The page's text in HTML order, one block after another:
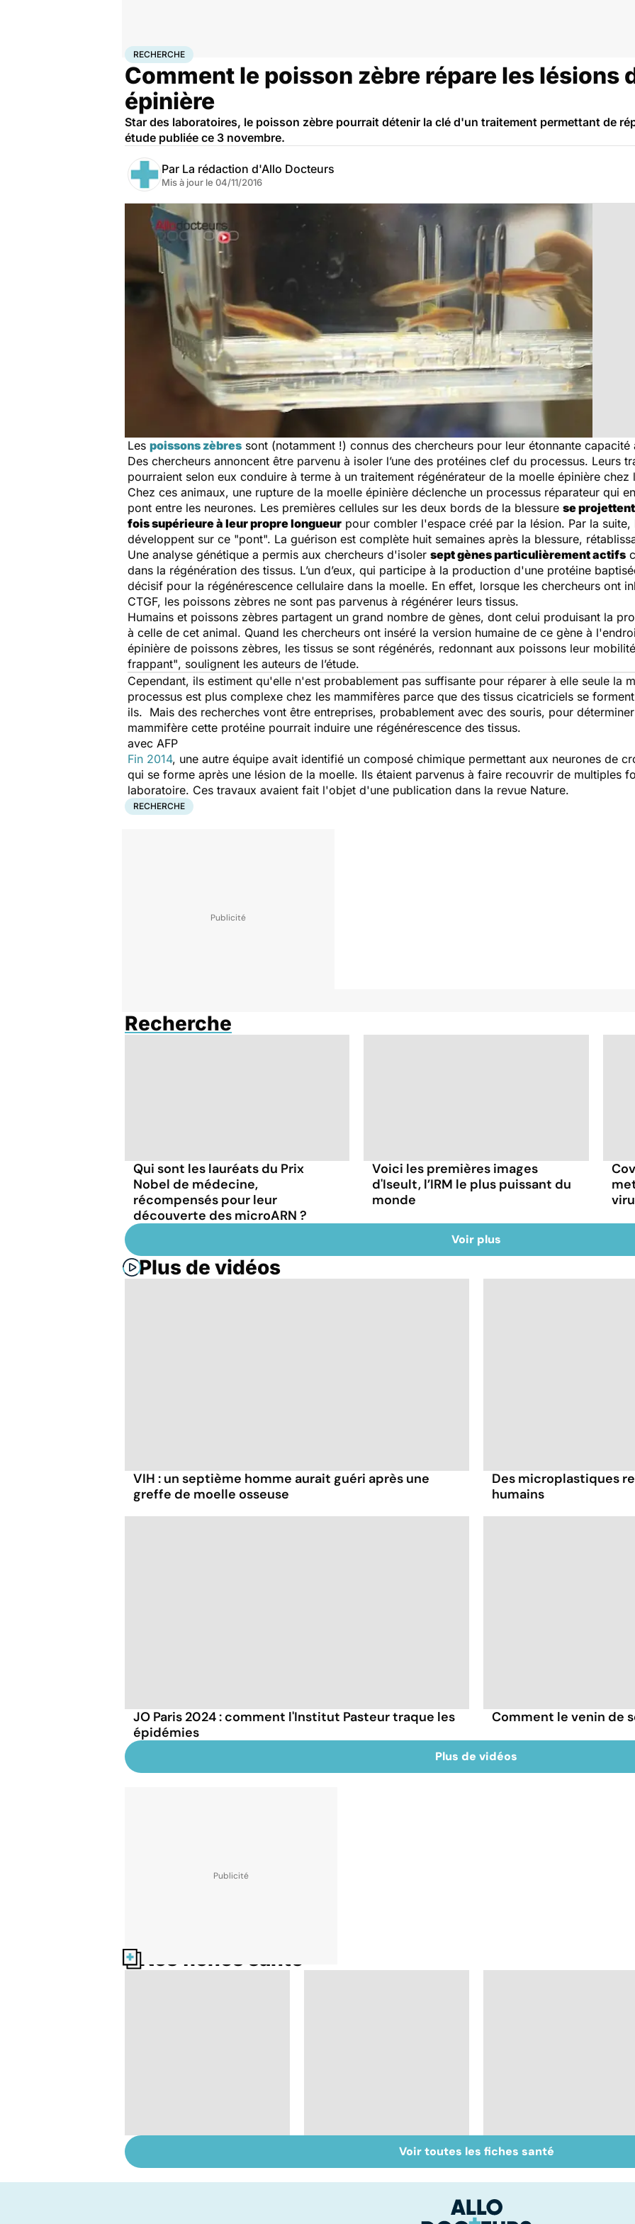
AccueilSantéMaladies
RECHERCHE
Comment le poisson zèbre répare les lésions
épinière
Star des laboratoires, le poisson zèbre pourrait détenir la clé d'un traitement permettant de
étude publiée ce 3 novembre.
Par La rédaction d'Allo Docteurs
Mis à jour le 04/11/2016
Les poissons zèbres sont (notamment !) connus des chercheurs pour leur étonnante capacité
Des chercheurs annoncent être parvenu à isoler l’une des protéines clef du processus. Leurs
pourraient selon eux conduire à terme à un traitement régénérateur de la moelle épinière chez
Chez ces animaux, une rupture de la moelle épinière déclenche un processus réparateur qui
pont entre les neurones. Les premières cellules sur les deux bords de la blessure se
fois supérieure à leur propre longueur pour combler l'espace créé par la lésion. Par la suite,
développent sur ce "pont". La guérison est complète huit semaines après la blessure,
Une analyse génétique a permis aux chercheurs d'isoler sept gènes particulièrement actifs
dans la régénération des tissus. L’un d’eux, qui participe à la production d'une protéine
décisif pour la régénérescence cellulaire dans la moelle. En effet, lorsque les chercheurs ont
CTGF, les poissons zèbres ne sont pas parvenus à régénérer leurs tissus.
Humains et poissons zèbres partagent un grand nombre de gènes, dont celui produisant la
à celle de cet animal. Quand les chercheurs ont inséré la version humaine de ce gène à
épinière de poissons zèbres, les tissus se sont régénérés, redonnant aux poissons leur
frappant", soulignent les auteurs de l’étude.
Cependant, ils estiment qu'elle n'est probablement pas suffisante pour réparer à elle seule la
processus est plus complexe chez les mammifères parce que des tissus cicatriciels se
ils. Mais des recherches vont être entreprises, probablement avec des souris, pour
mammifère cette protéine pourrait induire une régénérescence des tissus.
avec AFP
Fin 2014, une autre équipe avait identifié un composé chimique permettant aux neurones de
qui se forme après une lésion de la moelle. Ils étaient parvenus à faire recouvrir de multiples
laboratoire. Ces travaux avaient fait l'objet d'une publication dans la revue Nature.
RECHERCHE
Recherche
Qui sont les lauréats du Prix
Nobel de médecine,
récompensés pour leur
découverte des microARN ?
Voici les premières images
d'Iseult, l’IRM le plus puissant du
monde
Voir plus
Plus de vidéos
VIH : un septième homme aurait guéri après une
greffe de moelle osseuse
Des microplastiques
humains
JO Paris 2024 : comment l'Institut Pasteur traque les
épidémies
Comment le venin de
Plus de vidéos
Nos fiches santé
cerveau
Staphylocoque doré :
une bactérie sous
Métastases, le
cancer propagé
Voir toutes les fiches santé